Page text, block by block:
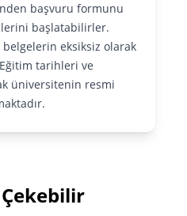
başvuru formunu
başlatabilirler.
belgelerin eksiksiz olarak
tarihleri ve
üniversitenin resmi